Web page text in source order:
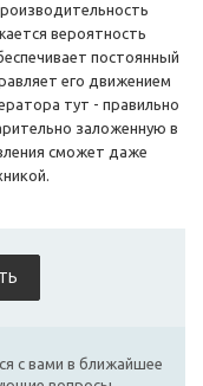
вероятность
постоянный
его движением
тут - правильно
заложенную в
сможет даже
с вами в ближайшее